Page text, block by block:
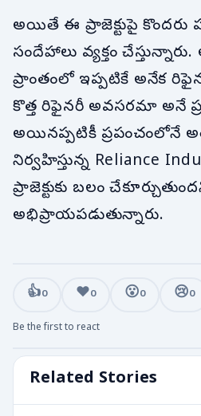
అయితే ఈ ప్రాజెక్టుపై కొందరు
సందేహాలు వ్యక్తం చేస్తున్నారు.
ప్రాంతంలో ఇప్పటికే అనేక
కొత్త రిఫైనరీ అవసరమా అనే
అయినప్పటికీ ప్రపంచంలోనే
నిర్వహిస్తున్న Reliance
ప్రాజెక్టుకు బలం
అభిప్రాయపడుతున్నారు.
Related Stories
👍0 ❤️0 😮0 😢0
Be the first to react